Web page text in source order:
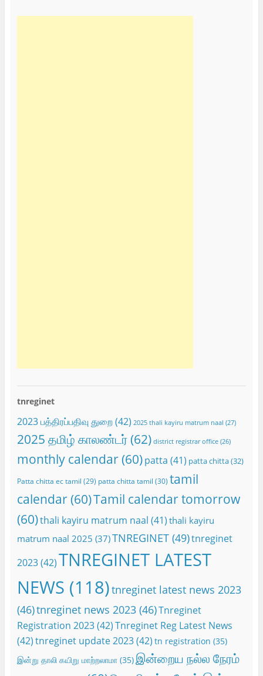
tnreginet
2023 பத்திரப்பதிவு துறை(42) 2025 thali kayiru matrum naal (27)
2025 தமிழ் காலண்டர்(62) district registrar office(26)
monthly calendar(60) patta (41) patta chitta(32)
Patta chitta ec tamil (29) patta chitta tamil (30) tamil
calendar(60)Tamil calendar tomorrow
(60)thali kayiru matrum naal (41) thali kayiru
matrum naal 2025 (37)TNREGINET(49)tnreginet
2023(42)TNREGINET LATEST
NEWS (118)tnreginet latest news 2023
(46)tnreginet news 2023(46)Tnreginet
Registration 2023(42)Tnreginet Reg Latest News
(42)tnreginet update 2023(42) tn registration (35)
இன்று தாலி கயிறு மாற்றலாமா(35)இன்றைய நல்ல நேரம்